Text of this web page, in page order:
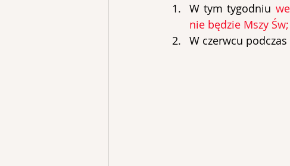
W tym tygodniu
nie będzie Mszy Św;
W czerwcu